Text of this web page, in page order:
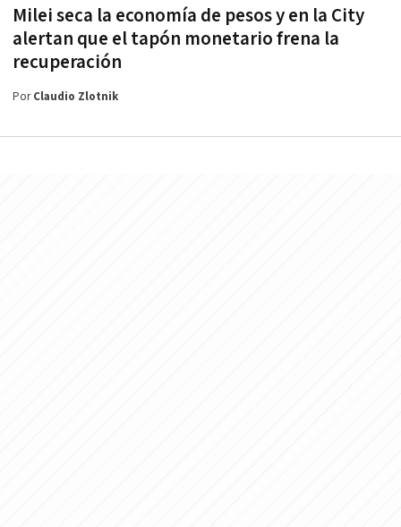
Milei seca la economía de pesos y en la City
alertan que el tapón monetario frena la
recuperación
PorClaudio Zlotnik